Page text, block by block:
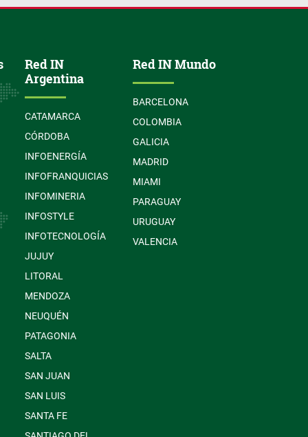
Red IN
Argentina
CATAMARCA
CÓRDOBA
INFOENERGÍA
INFOFRANQUICIAS
INFOMINERIA
INFOSTYLE
INFOTECNOLOGÍA
JUJUY
LITORAL
MENDOZA
NEUQUÉN
PATAGONIA
SALTA
SAN JUAN
SAN LUIS
SANTA FE
Red IN Mundo
BARCELONA
COLOMBIA
GALICIA
MADRID
MIAMI
PARAGUAY
URUGUAY
VALENCIA